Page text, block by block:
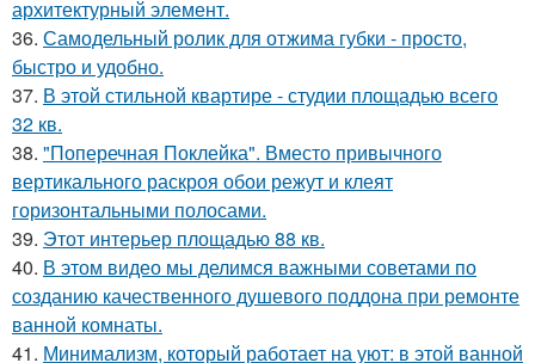
архитектурный элемент.
36. Самодельный ролик для отжима губки - просто,
быстро и удобно.
37. В этой стильной квартире - студии площадью всего
32 кв.
38. "Поперечная Поклейка". Вместо привычного
вертикального раскроя обои режут и клеят
горизонтальными полосами.
39. Этот интерьер площадью 88 кв.
40. В этом видео мы делимся важными советами по
созданию качественного душевого поддона при ремонте
ванной комнаты.
41. Минимализм, который работает на уют: в этой ванной